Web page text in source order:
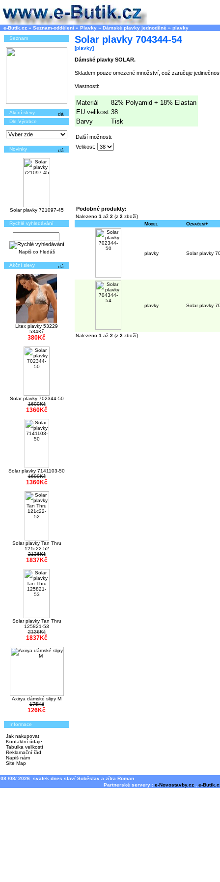
e-Butik.cz » Seznam-oddělení » Plavky » Dámské plavky jednodílné » plavky
Seznam
Akční slevy
Dle Výrobce
Novinky
Solar plavky 721097-45
Rychlé vyhledávání
Napiš co hledáš
Akční slevy
Litex plavky 53229
534Kč
380Kč
Solar plavky 702344-50
1600Kč
1360Kč
Solar plavky 7141103-50
1600Kč
1360Kč
Solar plavky Tan Thru
121c22-52
2136Kč
1837Kč
Solar plavky Tan Thru
125821-53
2136Kč
1837Kč
Axirya dámské slipy M
175Kč
126Kč
Informace
Jak nakupovat
Kontaktní údaje
Tabulka velikostí
Reklamační řád
Napiš nám
Site Map
Solar plavky 704344-54
[plavky]
Dámské plavky SOLAR.
Skladem pouze omezené množství, což zaručuje
Vlastnosti:
Materiál
82% Polyamid + 18% Elastan
EU velikost 38
Barvy
Tisk
Další možnosti:
Velikost:
Podobné produkty:
Nalezeno 1 až 2 (z 2 zboží)
Model
Označení+
plavky Solar plavky
plavky Solar plavky
Nalezeno 1 až 2 (z 2 zboží)
08 /08/ 2026 svatek dnes slaví Soběslav a zítra Roman
Partnerské servery : e-Novostavby.cz e-